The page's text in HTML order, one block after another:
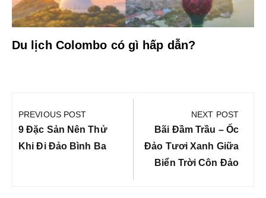
Du lịch Colombo có gì hấp dẫn?
hướng
bài
viết
PREVIOUS POST
Previous
Post:
9 Đặc Sản Nên Thử
Khi Đi Đảo Bình Ba
NEXT POST
Next
Post:
Bãi Đầm Trầu – Ốc
Đảo Tươi Xanh Giữa
Biển Trời Côn Đảo